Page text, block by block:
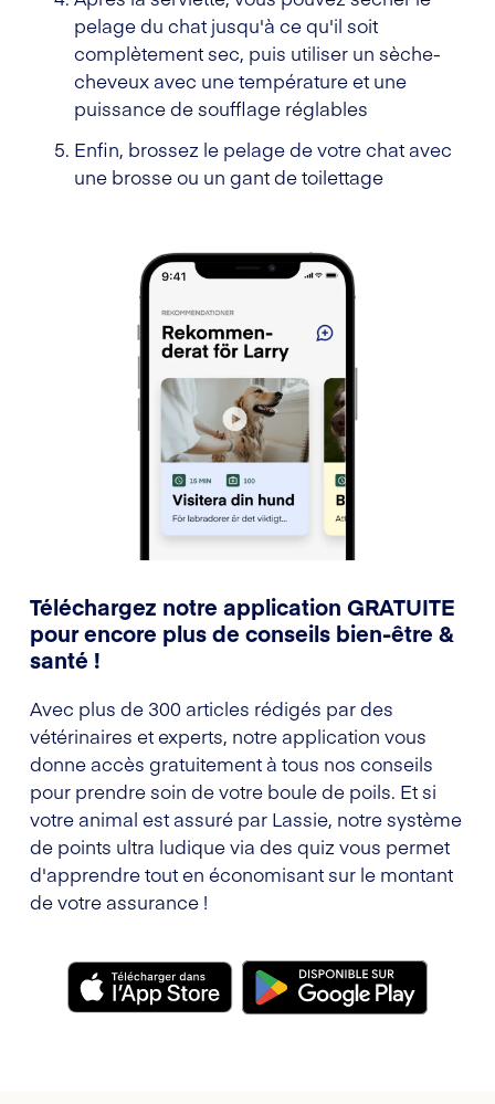
pelage du chat jusqu'à ce qu'il soit
complètement sec, puis utiliser un sèche-
cheveux avec une température et une
puissance de soufflage réglables
Enfin, brossez le pelage de votre chat avec
une brosse ou un gant de toilettage
Téléchargez notre application GRATUITE
pour encore plus de conseils bien-être &
santé !
Avec plus de 300 articles rédigés par des
vétérinaires et experts, notre application vous
donne accès gratuitement à tous nos conseils
pour prendre soin de votre boule de poils. Et si
votre animal est assuré par Lassie, notre système
de points ultra ludique via des quiz vous permet
d'apprendre tout en économisant sur le montant
de votre assurance !